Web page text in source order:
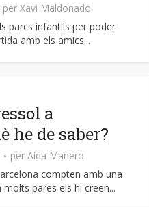
per Xavi Maldonado
parcs infantils per poder
amb els amics...
a
he de saber?
per Aida Manero
compten amb una
pares els hi creen...